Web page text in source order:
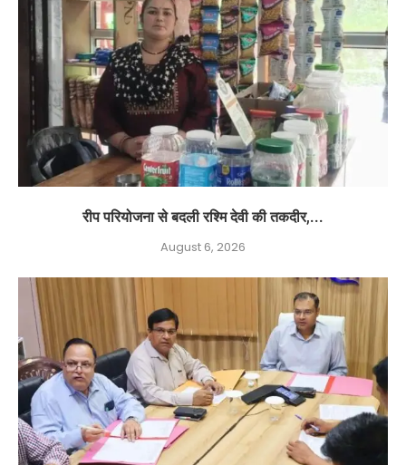
रीप परियोजना से बदली रश्मि देवी की तकदीर,...
August 6, 2026